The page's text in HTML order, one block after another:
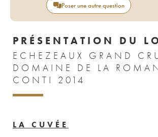
Poser une autre question
PRÉSENTATION DU
ECHEZEAUX GRAND
DOMAINE DE LA
CONTI 2014
LA CUVÉE